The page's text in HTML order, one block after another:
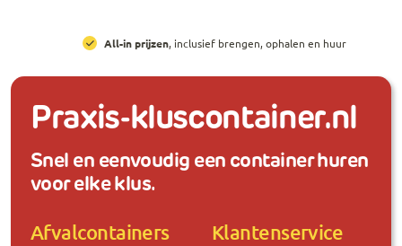
All-in prijzen, inclusief brengen, ophalen en huur
Praxis-kluscontainer.nl
Snel en eenvoudig een container huren
voor elke klus.
Afvalcontainers Klantenservice